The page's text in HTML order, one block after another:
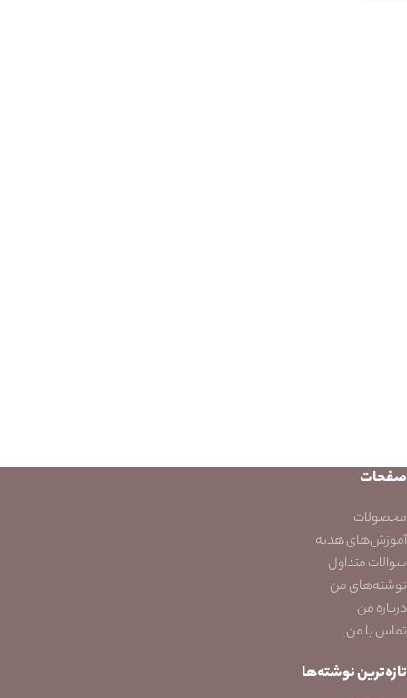
صفحات
محصولات
آموزش‌های هدیه
سوالات متداول
نوشته‌های من
درباره من
تماس با من
تازه‌ترین نوشته‌ها